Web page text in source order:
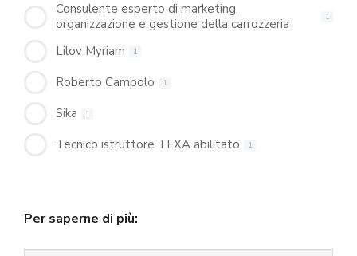
Consulente esperto di marketing,
organizzazione e gestione della carrozzeria
1
Lilov Myriam 1
Roberto Campolo 1
Sika 1
Tecnico istruttore TEXA abilitato 1
Per saperne di più: